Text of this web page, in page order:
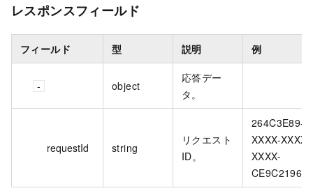
レスポンスフィールド
フィールド 型 説明 例
object
応答デー
タ。
requestId string
リクエスト
ID。
264C3E89-
XXXX-XXXX-
XXXX-